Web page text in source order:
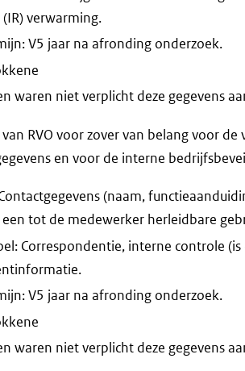
verwarming.
V5 jaar na afronding onderzoek.
waren niet verplicht deze gegevens
RVO voor zover van belang voor
en voor de interne
(naam,
een tot de medewerker herleidbare
Correspondentie, interne controle
V5 jaar na afronding onderzoek.
waren niet verplicht deze gegevens